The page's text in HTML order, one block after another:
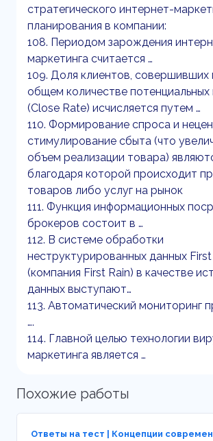
стратегического интернет-
планирования в компании:
108. Периодом зарождения
маркетинга считается …
109. Доля клиентов, совершивших
общем количестве потенциальных
(Close Rate) исчисляется путем …
110. Формирование спроса и
стимулирование сбыта (что
объем реализации товара)
благодаря которой происходит
товаров либо услуг на рынок
111. Функция информационных
брокеров состоит в …
112. В системе обработки
неструктурированных данных First
(компания First Rain) в качестве
данных выступают…
113. Автоматический мониторинг
….
114. Главной целью технологии
маркетинга является …
Похожие работы
Ответы на тест | Концепции